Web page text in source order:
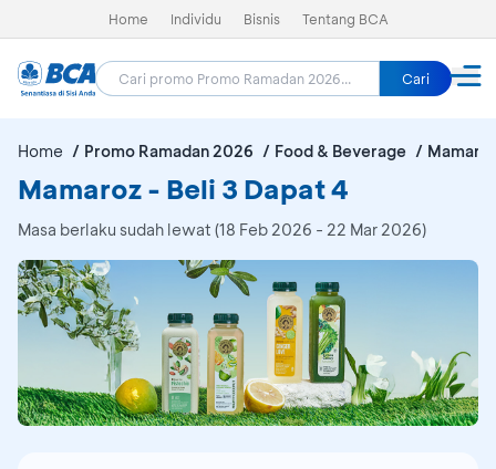
Home Individu Bisnis Tentang BCA
Cari
Home Promo Ramadan 2026 Food & Beverage
Mamaroz - Beli 3 Dapat 4
Masa berlaku sudah lewat (18 Feb 2026 - 22 Mar 2026)